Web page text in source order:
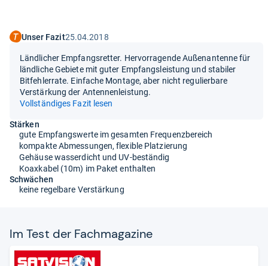
Unser Fazit25.04.2018
Ländlicher Empfangsretter. Hervorragende Außenantenne für
ländliche Gebiete mit guter Empfangsleistung und stabiler
Bitfehlerrate. Einfache Montage, aber nicht regulierbare
Verstärkung der Antennenleistung.
Vollständiges Fazit lesen
Stärken
gute Empfangswerte im gesamten Frequenzbereich
kompakte Abmessungen, flexible Platzierung
Gehäuse wasserdicht und UV-beständig
Koaxkabel (10m) im Paket enthalten
Schwächen
keine regelbare Verstärkung
Im Test der Fach­ma­ga­zine